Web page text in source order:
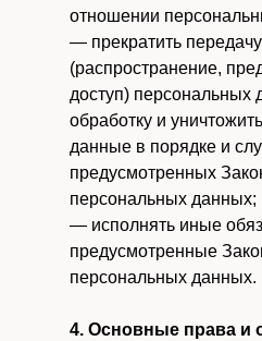
отношении
— прекратить передачу
(распространение,
доступ) персональных
обработку и
данные в порядке и
предусмотренных
персональных данных;
— исполнять иные
предусмотренные
персональных данных.
4. Основные права и